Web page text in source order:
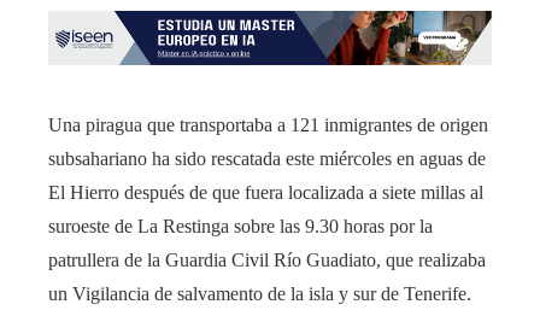
Una piragua que transportaba a 121 inmigrantes de origen
subsahariano ha sido rescatada este miércoles en aguas de
El Hierro después de que fuera localizada a siete millas al
suroeste de La Restinga sobre las 9.30 horas por la
patrullera de la Guardia Civil Río Guadiato, que realizaba
un Vigilancia de salvamento de la isla y sur de Tenerife.